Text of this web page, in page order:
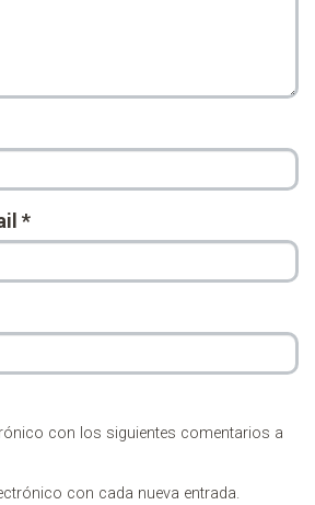
*
con los siguientes comentarios a
con cada nueva entrada.